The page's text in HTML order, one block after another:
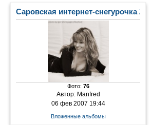
Саровская интернет-снегурочка 2007
Фото: 76
Автор: Manfred
06 фев 2007 19:44
Вложенные альбомы